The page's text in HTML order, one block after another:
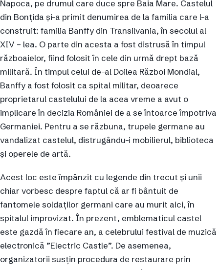
Napoca, pe drumul care duce spre Baia Mare. Castelul
din Bonțida și-a primit denumirea de la familia care l-a
construit: familia Banffy din Transilvania, în secolul al
XIV – lea. O parte din acesta a fost distrusă în timpul
războaielor, fiind folosit în cele din urmă drept bază
militară. În timpul celui de-al Doilea Război Mondial,
Banffy a fost folosit ca spital militar, deoarece
proprietarul castelului de la acea vreme a avut o
implicare în decizia României de a se întoarce împotriva
Germaniei. Pentru a se răzbuna, trupele germane au
vandalizat castelul, distrugându-i mobilierul, biblioteca
și operele de artă.
Acest loc este împânzit cu legende din trecut și unii
chiar vorbesc despre faptul că ar fi bântuit de
fantomele soldaților germani care au murit aici, în
spitalul improvizat. În prezent, emblematicul castel
este gazdă în fiecare an, a celebrului festival de muzică
electronică ”Electric Castle”. De asemenea,
organizatorii susțin procedura de restaurare prin